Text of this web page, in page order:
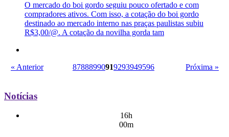
O mercado do boi gordo seguiu pouco ofertado e com
compradores ativos. Com isso, a cotação do boi gordo
destinado ao mercado interno nas praças paulistas subiu
R$3,00/@. A cotação da novilha gorda tam
« Anterior 87888990919293949596 Próxima »
Notícias
16h
00m